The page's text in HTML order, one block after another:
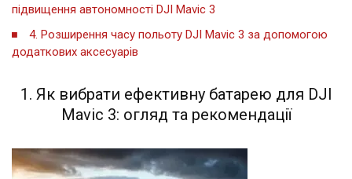
підвищення⁢ автономності ⁣DJI Mavic‍ 3
4. Розширення часу польоту⁢ DJI Mavic 3 за допомогою
додаткових аксесуарів
1. ​Як вибрати ефективну батарею для DJI
Mavic 3: огляд та рекомендації